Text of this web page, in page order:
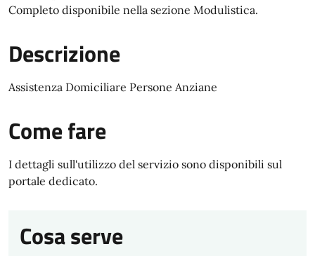
Completo disponibile nella sezione Modulistica.
Descrizione
Assistenza Domiciliare Persone Anziane
Come fare
I dettagli sull'utilizzo del servizio sono disponibili sul
portale dedicato.
Cosa serve